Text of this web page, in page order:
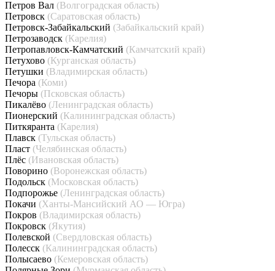
Петров Вал (Волгоградская область)
Петровск (Саратовская область)
Петровск-Забайкальский (Забайкальский край)
Петрозаводск (Карелия)
Петропавловск-Камчатский (Камчатский край)
Петухово (Курганская область)
Петушки (Владимирская область)
Печора (Коми)
Печоры (Псковская область)
Пикалёво (Ленинградская область)
Пионерский (Калининградская область)
Питкяранта (Карелия)
Плавск (Тульская область)
Пласт (Челябинская область)
Плёс (Ивановская область)
Поворино (Воронежская область)
Подольск (Московская область)
Подпорожье (Ленинградская область)
Покачи (Ханты-Мансийский АО — Югра)
Покров (Владимирская область)
Покровск (Якутия)
Полевской (Свердловская область)
Полесск (Калининградская область)
Полысаево (Кемеровская область)